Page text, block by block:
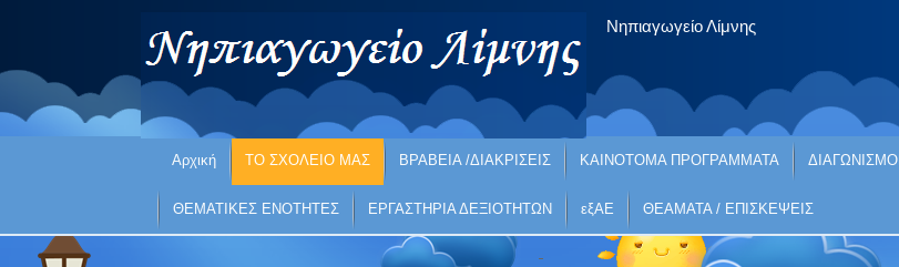
Νηπιαγωγείο Λίμνης
Αρχική ΤΟ ΣΧΟΛΕΙΟ ΜΑΣ ΒΡΑΒΕΙΑ /ΔΙΑΚΡΙΣΕΙΣ ΚΑΙΝΟΤΟΜΑ ΠΡΟΓΡΑΜΜΑΤΑ ΔΙΑΓΩΝΙΣΜΟΙ
ΘΕΜΑΤΙΚΕΣ ΕΝΟΤΗΤΕΣ ΕΡΓΑΣΤΗΡΙΑ ΔΕΞΙΟΤΗΤΩΝ εξΑΕ ΘΕΑΜΑΤΑ / ΕΠΙΣΚΕΨΕΙΣ